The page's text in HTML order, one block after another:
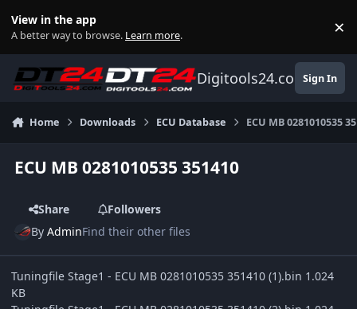
View in the app
A better way to browse. Learn more. ×
Digitools24.comSign In
Home Downloads ECU Database ECU MB 0281010535
ECU MB 0281010535 351410
Share
Followers
ByAdminFind their other files
Tuningfile Stage1 - ECU MB 0281010535 351410 (1).bin 1.024
KB